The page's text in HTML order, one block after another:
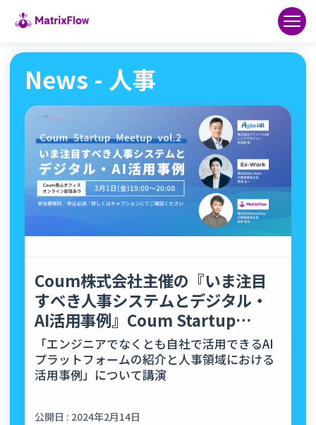
News - 人事
Coum株式会社主催の『いま注目
すべき人事システムとデジタル・
AI活用事例』Coum Startup
Meetupにて、…
「エンジニアでなくとも自社で活用できるAI
プラットフォームの紹介と人事領域における
活用事例」について講演
公開日 : 2024年2月14日